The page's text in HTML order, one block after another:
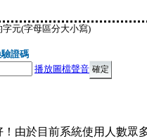
元(字母區分大小寫)
證碼
播放圖檔聲音
由於目前系統使用人數眾